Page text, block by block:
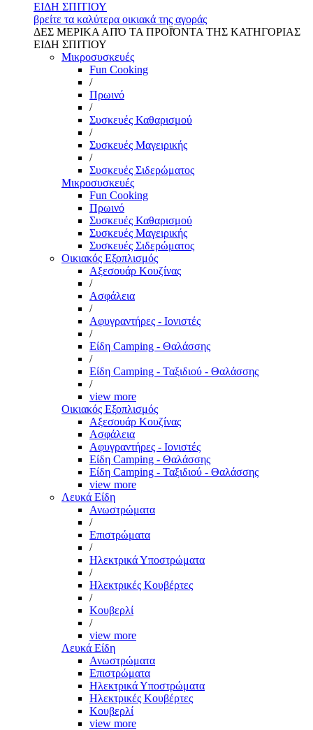
ΕΙΔΗ ΣΠΙΤΙΟΥ
βρείτε τα καλύτερα οικιακά της αγοράς
ΔΕΣ ΜΕΡΙΚΑ ΑΠΌ ΤΑ ΠΡΟΪΌΝΤΑ ΤΗΣ ΚΑΤΗΓΟΡΙΑΣ
ΕΙΔΗ ΣΠΙΤΙΟΥ
Μικροσυσκευές
Fun Cooking
/
Πρωινό
/
Συσκευές Καθαρισμού
/
Συσκευές Μαγειρικής
/
Συσκευές Σιδερώματος
Μικροσυσκευές
Fun Cooking
Πρωινό
Συσκευές Καθαρισμού
Συσκευές Μαγειρικής
Συσκευές Σιδερώματος
Οικιακός Εξοπλισμός
Αξεσουάρ Κουζίνας
/
Ασφάλεια
/
Αφυγραντήρες - Ιονιστές
/
Είδη Camping - Θαλάσσης
/
Είδη Camping - Ταξιδιού - Θαλάσσης
/
view more
Οικιακός Εξοπλισμός
Αξεσουάρ Κουζίνας
Ασφάλεια
Αφυγραντήρες - Ιονιστές
Είδη Camping - Θαλάσσης
Είδη Camping - Ταξιδιού - Θαλάσσης
view more
Λευκά Είδη
Ανωστρώματα
/
Επιστρώματα
/
Ηλεκτρικά Υποστρώματα
/
Ηλεκτρικές Κουβέρτες
/
Κουβερλί
/
view more
Λευκά Είδη
Ανωστρώματα
Επιστρώματα
Ηλεκτρικά Υποστρώματα
Ηλεκτρικές Κουβέρτες
Κουβερλί
view more